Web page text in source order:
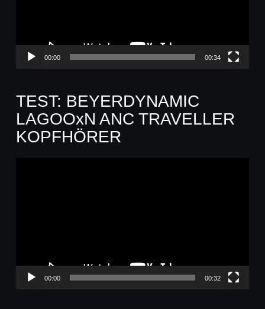
00:00 00:34
TEST: BEYERDYNAMIC
LAGOOxN ANC TRAVELLER
KOPFHÖRER
00:00 00:32